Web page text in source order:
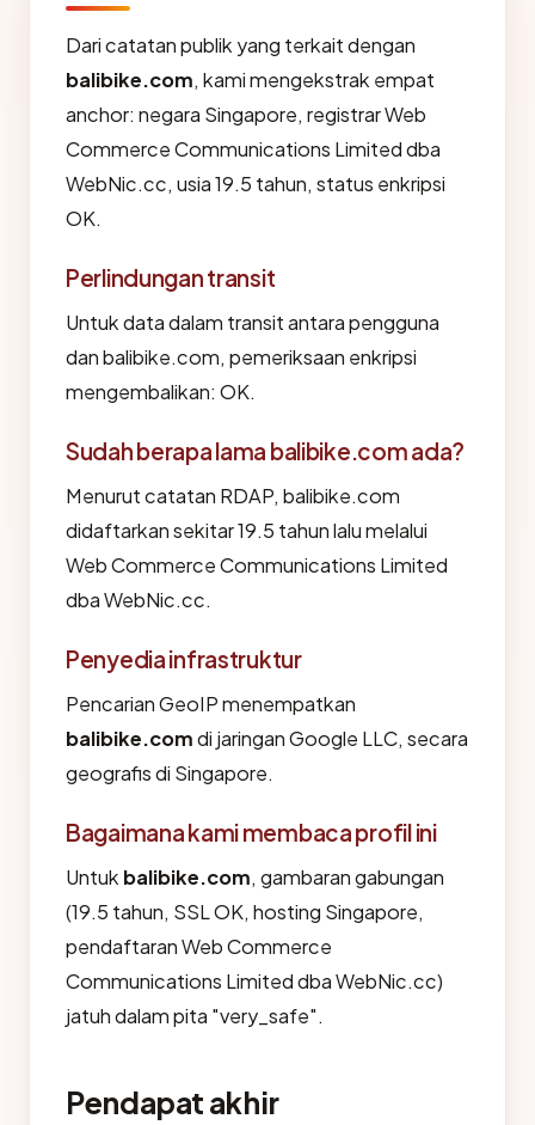
Dari catatan publik yang terkait dengan
balibike.com, kami mengekstrak empat
anchor: negara Singapore, registrar Web
Commerce Communications Limited dba
WebNic.cc, usia 19.5 tahun, status enkripsi
OK.
Perlindungan transit
Untuk data dalam transit antara pengguna
dan balibike.com, pemeriksaan enkripsi
mengembalikan: OK.
Sudah berapa lama balibike.com ada?
Menurut catatan RDAP, balibike.com
didaftarkan sekitar 19.5 tahun lalu melalui
Web Commerce Communications Limited
dba WebNic.cc.
Penyedia infrastruktur
Pencarian GeoIP menempatkan
balibike.comdi jaringan Google LLC, secara
geografis di Singapore.
Bagaimana kami membaca profil ini
Untuk balibike.com, gambaran gabungan
(19.5 tahun, SSL OK, hosting Singapore,
pendaftaran Web Commerce
Communications Limited dba WebNic.cc)
jatuh dalam pita "very_safe".
Pendapat akhir